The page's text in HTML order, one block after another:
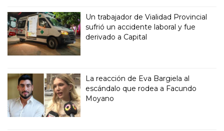
Un trabajador de Vialidad Provincial
sufrió un accidente laboral y fue
derivado a Capital
La reacción de Eva Bargiela al
escándalo que rodea a Facundo
Moyano